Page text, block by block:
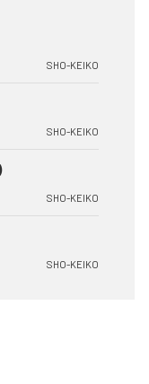
SHO-KEIKO
SHO-KEIKO
SHO-KEIKO
SHO-KEIKO